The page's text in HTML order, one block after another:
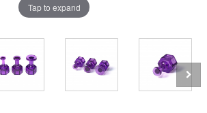
Tap to expand